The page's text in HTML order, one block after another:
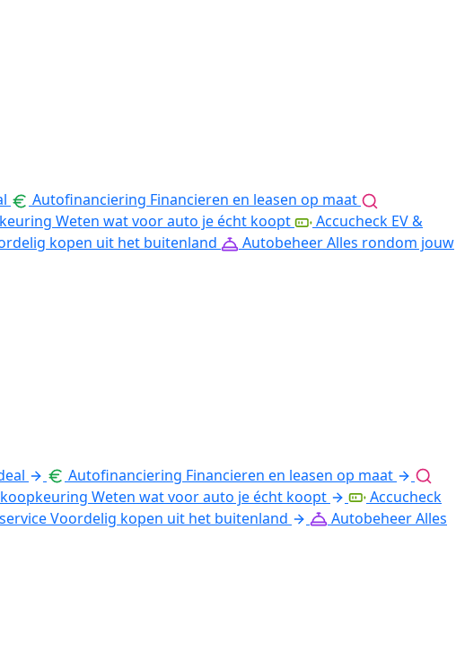
Autofinanciering Financieren en leasen op maat
Weten wat voor auto je écht koopt
Accucheck EV &
kopen uit het buitenland AutobeheerAlles rondom jouw
Autofinanciering Financieren en leasen op maat
Weten wat voor auto je écht koopt
Accucheck
Voordelig kopen uit het buitenland AutobeheerAlles